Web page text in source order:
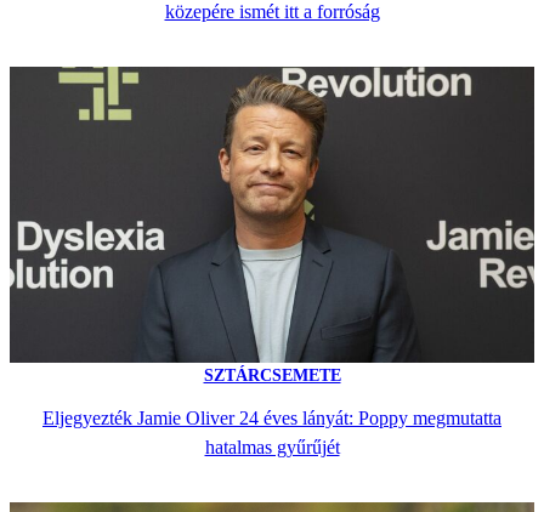
közepére ismét itt a forróság
SZTÁRCSEMETE
Eljegyezték Jamie Oliver 24 éves lányát: Poppy megmutatta
hatalmas gyűrűjét